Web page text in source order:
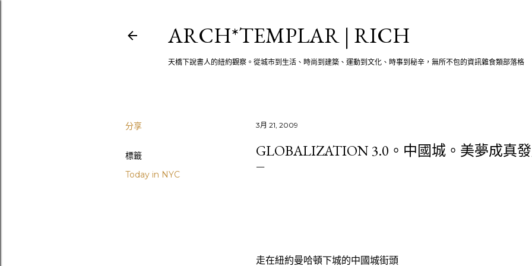
ARCH*TEMPLAR | RICH
天橋下說書人的紐約觀察。從城市到生活、時尚到建築、運動到文化、時事到秘辛，無所不包的資訊雜食類部落格
分享
標籤
Today in NYC
3月 21, 2009
GLOBALIZATION 3.0。中國城。美夢成真
走在紐約曼哈頓下城的中國城街頭